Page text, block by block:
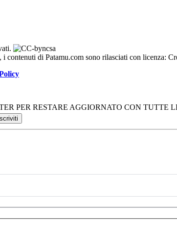
i contenuti di Patamu.com sono rilasciati con
PER RESTARE AGGIORNATO CON TUTTE